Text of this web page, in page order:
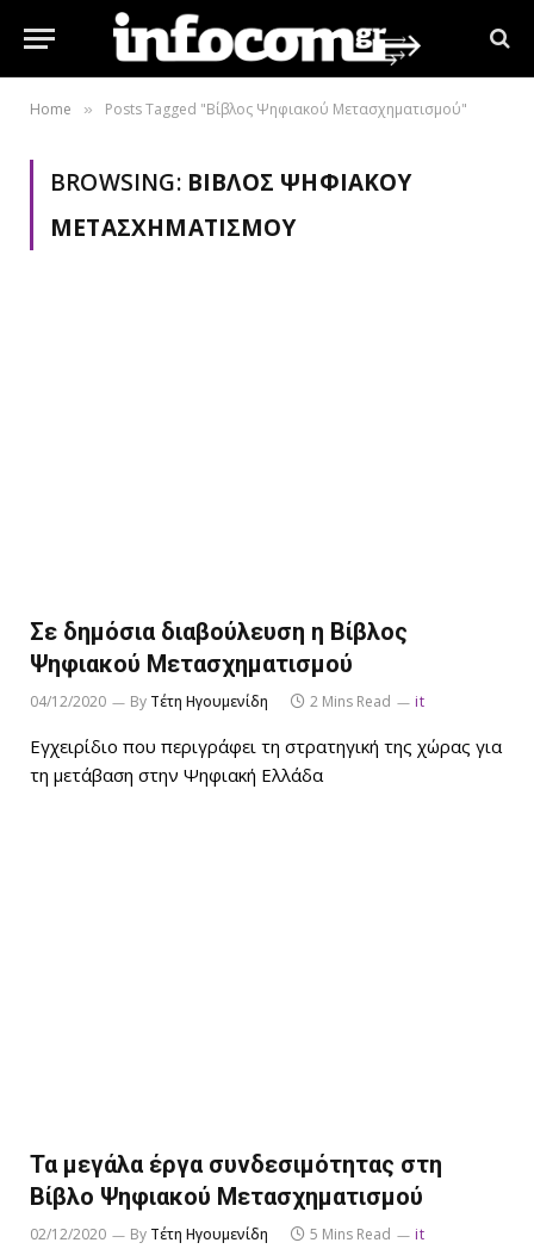
Home » Posts Tagged "Βίβλος Ψηφιακού Μετασχηματισμού"
BROWSING: ΒΊΒΛΟΣ ΨΗΦΙΑΚΟΎ
ΜΕΤΑΣΧΗΜΑΤΙΣΜΟΎ
Σε δημόσια διαβούλευση η Βίβλος
Ψηφιακού Μετασχηματισμού
04/12/2020 By Τέτη Ηγουμενίδη 2 Mins Read it
Εγχειρίδιο που περιγράφει τη στρατηγική της χώρας για
τη μετάβαση στην Ψηφιακή Ελλάδα
Τα μεγάλα έργα συνδεσιμότητας στη
Βίβλο Ψηφιακού Μετασχηματισμού
02/12/2020 By Τέτη Ηγουμενίδη 5 Mins Read it